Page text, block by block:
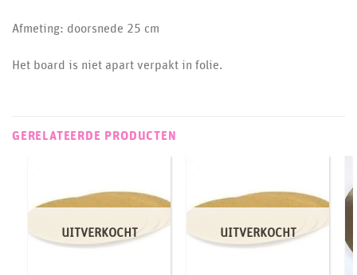
Afmeting: doorsnede 25 cm
Het board is niet apart verpakt in folie.
GERELATEERDE PRODUCTEN
UITVERKOCHT UITVERKOCHT